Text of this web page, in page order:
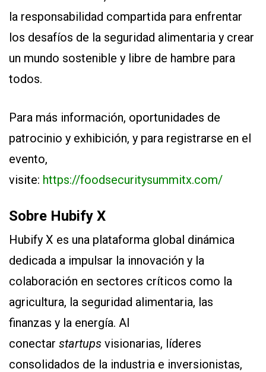
la responsabilidad compartida para enfrentar
los desafíos de la seguridad alimentaria y crear
un mundo sostenible y libre de hambre para
todos.
Para más información, oportunidades de
patrocinio y exhibición, y para registrarse en el
evento,
visite: https://foodsecuritysummitx.com/
Sobre Hubify X
Hubify X es una plataforma global dinámica
dedicada a impulsar la innovación y la
colaboración en sectores críticos como la
agricultura, la seguridad alimentaria, las
finanzas y la energía. Al
conectar startups visionarias, líderes
consolidados de la industria e inversionistas,